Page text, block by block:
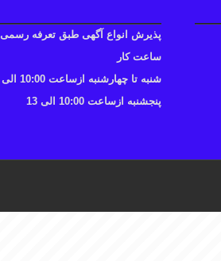
پذیرش انواع آگهی طبق تعرفه رسمی
ساعت کار
شنبه تا چهارشنبه ازساعت 10:00 الی 17
پنجشنبه ازساعت 10:00 الی 13